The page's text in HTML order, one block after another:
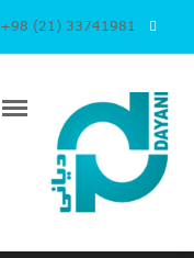
+98 (21) 33741981